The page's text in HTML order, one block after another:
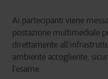
Ai partecipanti viene
postazione multimediale
direttamente
ambiente accogliente,
l’esame.